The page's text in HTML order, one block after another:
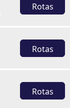
Rotas
Rotas
Rotas